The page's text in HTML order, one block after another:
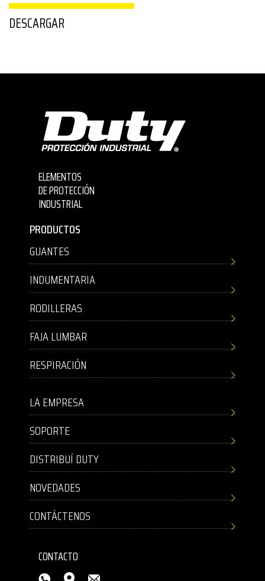
DESCARGAR
ELEMENTOS
DE PROTECCIÓN
INDUSTRIAL
PRODUCTOS
GUANTES
INDUMENTARIA
RODILLERAS
FAJA LUMBAR
RESPIRACIÓN
LA EMPRESA
SOPORTE
DISTRIBUÍ DUTY
NOVEDADES
CONTÁCTENOS
CONTACTO